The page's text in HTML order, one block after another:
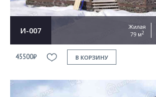
И-007
Жилая
79 м2
45500₽ В КОРЗИНУ